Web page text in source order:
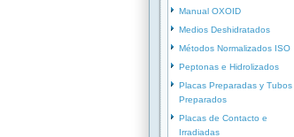
Manual OXOID
Medios Deshidratados
Métodos Normalizados ISO
Peptonas e Hidrolizados
Placas Preparadas y Tubos
Preparados
Placas de Contacto e
Irradiadas